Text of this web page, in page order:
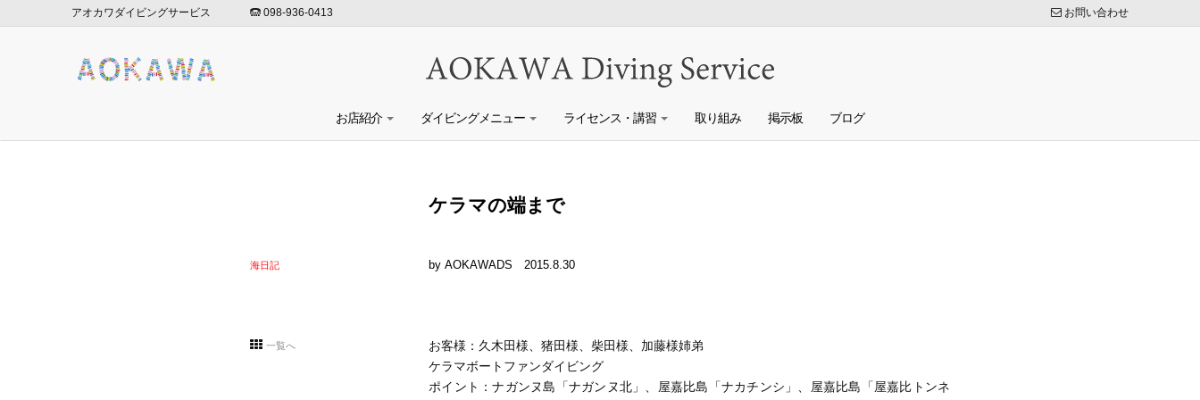
アオカワダイビングサービス 098-936-0413 お問い合わせ
お店紹介 ダイビングメニュー ライセンス・講習 取り組み 掲示板 ブログ
ケラマの端まで
by AOKAWADS 2015.8.30
お客様：久木田様、猪田様、柴田様、加藤様姉弟
ケラマボートファンダイビング
ポイント：ナガンヌ島「ナガンヌ北」、屋嘉比島「ナカチンシ」、屋嘉比島「屋嘉比トンネ
海日記
一覧へ